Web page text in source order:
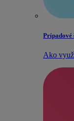
Prípadové
Ako